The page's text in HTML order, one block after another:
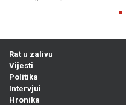
Rat u zalivu
Vijesti
Politika
Intervjui
Hronika